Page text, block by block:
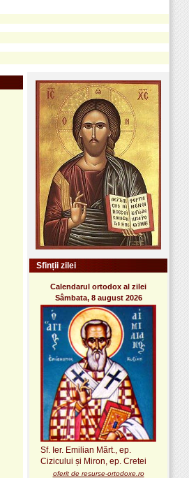
Sfinții zilei
Calendarul ortodox al zilei
Sâmbata, 8 august 2026
Sf. Ier. Emilian Mărt., ep.
Cizicului și Miron, ep. Cretei
oferit de resurse-ortodoxe.ro